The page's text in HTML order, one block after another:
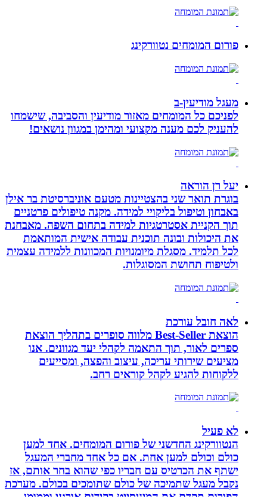
פורום המומחים נטוורקינג
מעגל מודיעין-ב
לפניכם כל המומחים מאזור מודיעין והסביבה, שישמחו
להעניק לכם מענה מקצועי ומהימן במגוון נושאים!
יעל רן הוראה
בוגרת תואר שני בהצטיינות מטעם אוניברסיטת בר אילן
באבחון וטיפול בליקויי למידה. מקנה טיפולים פרטניים
תוך הקניית אסטרטגיות למידה בתחום השפה. מאבחנת
את היכולות ובונה תוכנית עבודה אישית המותאמת
לכל תלמיד. מסגלת מיומנויות המכוונות ללמידה עצמית
ולטיפוח תחושת המסוגלות.
לאה חובל עורכת
הוצאת Best-Seller מלווה סופרים בתהליך הוצאת
ספרים לאור, תוך התאמה לקהלי יעד מגוונים. אנו
מציעים שירותי עריכה, עיצוב והפצה, ומסייעים
ללקוחות להגיע לקהל קוראים רחב.
לא פעיל
הנטוורקינג החדשני של פורום המומחים. אחד למען
כולם וכולם למען אחת. אם כל אחד מחברי המעגל
ישתף את הכרטיס עם חבריו כפי שהוא בחר אותם, אז
נקבל מעגל שתמיכה של כולם שתומכים בכולם. מערכת